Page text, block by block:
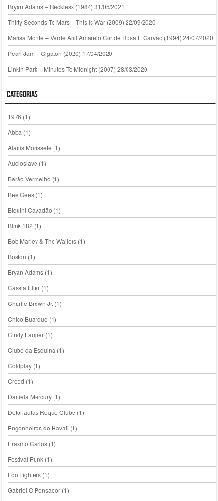
Bryan Adams – Reckless (1984) 31/05/2021
Thirty Seconds To Mars – This Is War (2009) 22/09/2020
Marisa Monte – Verde Anil Amarelo Cor de Rosa E Carvão (1994) 24/07/2020
Pearl Jam – Gigaton (2020) 17/04/2020
Linkin Park – Minutes To Midnight (2007) 28/03/2020
Categorias
1976 (1)
Abba(1)
Alanis Morissete (1)
Audioslave (1)
Barão Vermelho (1)
Bee Gees(1)
Biquini Cavadão (1)
Blink 182 (1)
Bob Marley & The Wailers(1)
Boston (1)
Bryan Adams(1)
Cássia Eller(1)
Charlie Brown Jr.(1)
Chico Buarque (1)
Cindy Lauper(1)
Clube da Esquina(1)
Coldplay(1)
Creed (1)
Daniela Mercury(1)
Detonautas Roque Clube (1)
Engenheiros do Havaii (1)
Erasmo Carlos(1)
Festival Punk(1)
Foo Fighters(1)
Gabriel O Pensador(1)